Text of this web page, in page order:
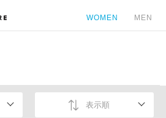
WOMEN MEN
表示順